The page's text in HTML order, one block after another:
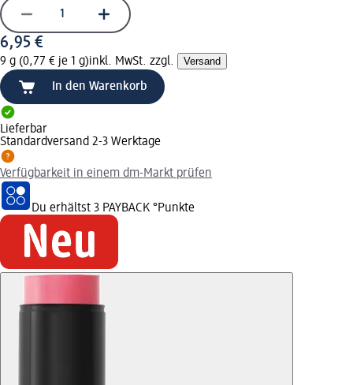
6,95 €
9 g (0,77 € je 1 g)inkl. MwSt. zzgl. Versand
In den Warenkorb
Lieferbar
Standardversand 2-3 Werktage
Verfügbarkeit in einem dm-Markt prüfen
Du erhältst 3 PAYBACK °Punkte